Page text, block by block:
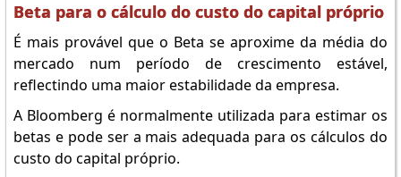
Beta para o cálculo do custo do capital próprio
É mais provável que o Beta se aproxime da média do
mercado num período de crescimento estável,
reflectindo uma maior estabilidade da empresa.
A Bloomberg é normalmente utilizada para estimar os
betas e pode ser a mais adequada para os cálculos do
custo do capital próprio.